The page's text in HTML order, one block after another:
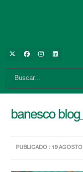
banesco
PUBLICADO : 19